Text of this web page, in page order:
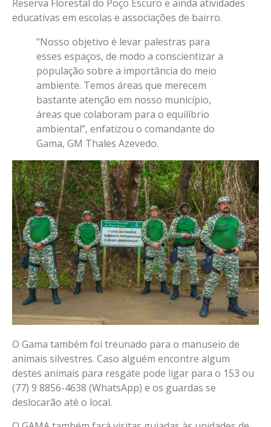
Reserva Florestal do Poço Escuro e ainda atividades
educativas em escolas e associações de bairro.
“Nosso objetivo é levar palestras para
esses espaços, de modo a conscientizar a
população sobre a importância do meio
ambiente. Temos áreas que merecem
bastante atenção em nosso município,
áreas que colaboram para o equilíbrio
ambiental”, enfatizou o comandante do
Gama, GM Thales Azevedo.
O Gama também foi treunado para o manuseio de
animais silvestres. Caso alguém encontre algum
destes animais para resgate pode ligar para o 153 ou
(77) 9 8856-4638 (WhatsApp) e os guardas se
deslocarão até o local.